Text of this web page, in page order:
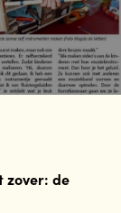
zover: de